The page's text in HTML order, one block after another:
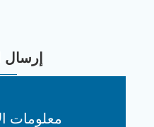
إرسال
معلومات